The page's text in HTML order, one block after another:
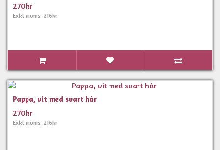
270kr
Exkl moms: 216kr
Pappa, vit med svart hår
270kr
Exkl moms: 216kr